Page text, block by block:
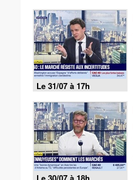
Le 31/07 à 17h